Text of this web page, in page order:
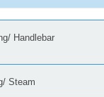
Handlebar
Steam